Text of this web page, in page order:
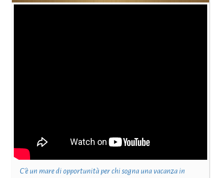
C'è un mare di opportunità per chi sogna una vacanza in